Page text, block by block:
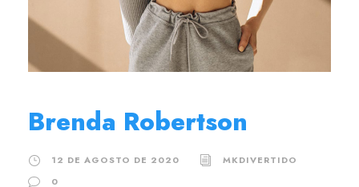
Brenda Robertson
12 DE AGOSTO DE 2020
MKDIVERTIDO
0